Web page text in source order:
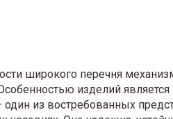
широкого перечня
изделий
из востребованных